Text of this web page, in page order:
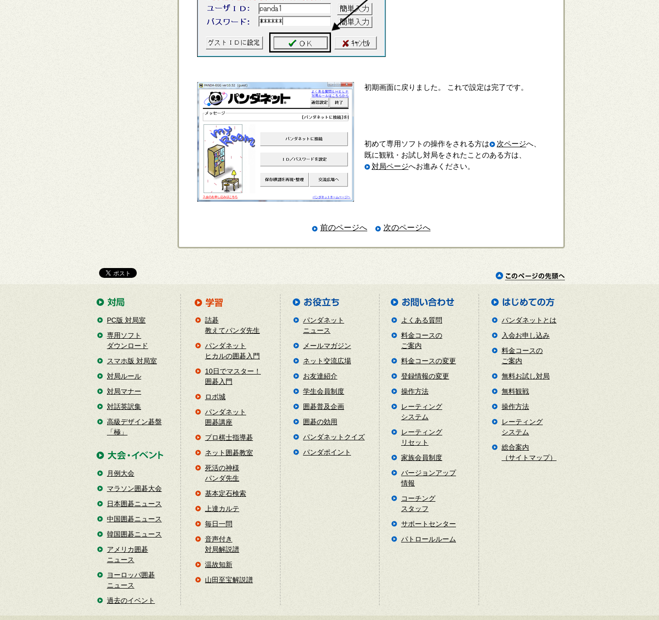
初期画面に戻りました。 これで設定は完了です。
初めて専用ソフトの操作をされる方は 次ページへ、
既に観戦・お試し対局をされたことのある方は、
対局ページへお進みください。
前のページへ 次のページへ
PC版 対局室
専用ソフト
ダウンロード
スマホ版 対局室
対局ルール
対局マナー
対話英訳集
高級デザイン碁盤
「極」
月例大会
マラソン囲碁大会
日本囲碁ニュース
中国囲碁ニュース
韓国囲碁ニュース
アメリカ囲碁
ニュース
ヨーロッパ囲碁
ニュース
過去のイベント
詰碁
教えてパンダ先生
パンダネット
ヒカルの囲碁入門
10日でマスター！
囲碁入門
ロボ城
パンダネット
囲碁講座
プロ棋士指導碁
ネット囲碁教室
死活の神様
パンダ先生
基本定石検索
上達カルテ
毎日一問
音声付き
対局解説譜
温故知新
山田至宝解説譜
パンダネット
ニュース
メールマガジン
ネット交流広場
お友達紹介
学生会員制度
囲碁普及企画
囲碁の効用
パンダネットクイズ
パンダポイント
よくある質問
料金コースの
ご案内
料金コースの変更
登録情報の変更
操作方法
レーティング
システム
レーティング
リセット
家族会員制度
バージョンアップ
情報
コーチング
スタッフ
サポートセンター
パトロールルーム
パンダネットとは
入会お申し込み
料金コースの
ご案内
無料お試し対局
無料観戦
操作方法
レーティング
システム
総合案内
（サイトマップ）